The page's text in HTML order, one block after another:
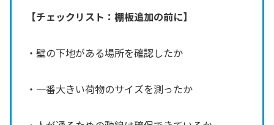
【チェックリスト：棚板追加の前に】
・壁の下地がある場所を確認したか
・一番大きい荷物のサイズを測ったか